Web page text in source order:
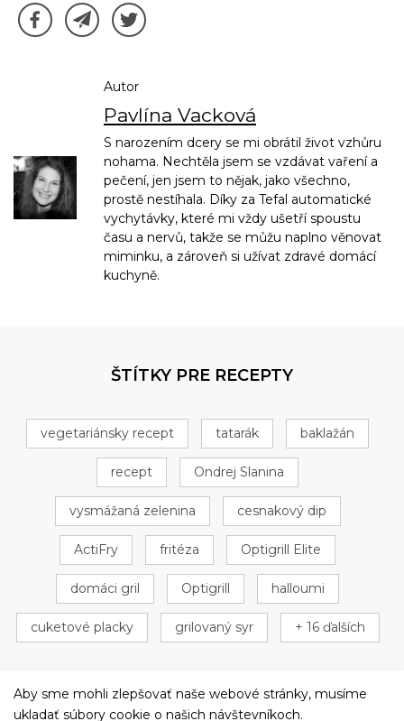
Autor
Pavlína Vacková
S narozením dcery se mi obrátil život vzhůru
nohama. Nechtěla jsem se vzdávat vaření a
pečení, jen jsem to nějak, jako všechno,
prostě nestíhala. Díky za Tefal automatické
vychytávky, které mi vždy ušetří spoustu
času a nervů, takže se můžu naplno věnovat
miminku, a zároveň si užívat zdravé domácí
kuchyně.
ŠTÍTKY PRE RECEPTY
vegetariánsky recept tatarák baklažán
recept Ondrej Slanina
vysmážaná zelenina cesnakový dip
ActiFry fritéza Optigrill Elite
domáci gril Optigrill halloumi
cuketové placky grilovaný syr + 16 ďalších
Aby sme mohli zlepšovať naše webové stránky, musíme
ukladať súbory cookie o našich návštevníkoch.